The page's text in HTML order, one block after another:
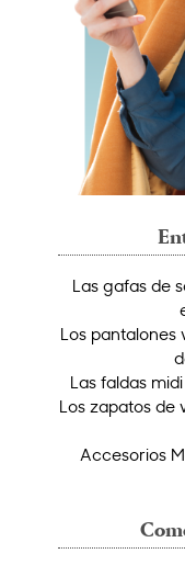
Las gafas de
Los pantalones
Las faldas
Los zapatos de
Accesorios